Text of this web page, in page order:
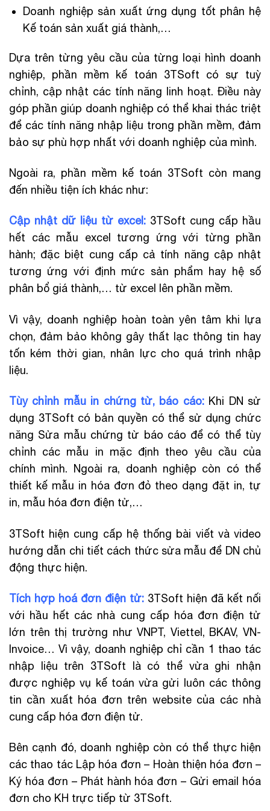
Doanh nghiệp sản xuất ứng dụng tốt phân hệ
Kế toán sản xuất giá thành,…
Dựa trên từng yêu cầu của từng loại hình doanh
nghiệp, phần mềm kế toán 3TSoft có sự tuỳ
chỉnh, cập nhật các tính năng linh hoạt. Điều này
góp phần giúp doanh nghiệp có thể khai thác triệt
để các tính năng nhập liệu trong phần mềm, đảm
bảo sự phù hợp nhất với doanh nghiệp của mình.
Ngoài ra, phần mềm kế toán 3TSoft còn mang
đến nhiều tiện ích khác như:
Cập nhật dữ liệu từ excel: 3TSoft cung cấp hầu
hết các mẫu excel tương ứng với từng phần
hành; đặc biệt cung cấp cả tính năng cập nhật
tương ứng với định mức sản phẩm hay hệ số
phân bổ giá thành,… từ excel lên phần mềm.
Vì vậy, doanh nghiệp hoàn toàn yên tâm khi lựa
chọn, đảm bảo không gây thất lạc thông tin hay
tốn kém thời gian, nhân lực cho quá trình nhập
liệu.
Tùy chỉnh mẫu in chứng từ, báo cáo:Khi DN sử
dụng 3TSoft có bản quyền có thể sử dụng chức
năng Sửa mẫu chứng từ báo cáo để có thể tùy
chỉnh các mẫu in mặc định theo yêu cầu của
chính mình. Ngoài ra, doanh nghiệp còn có thể
thiết kế mẫu in hóa đơn đỏ theo dạng đặt in, tự
in, mẫu hóa đơn điện tử,…
3TSoft hiện cung cấp hệ thống bài viết và video
hướng dẫn chi tiết cách thức sửa mẫu để DN chủ
động thực hiện.
Tích hợp hoá đơn điện tử: 3TSoft hiện đã kết nối
với hầu hết các nhà cung cấp hóa đơn điện tử
lớn trên thị trường như VNPT, Viettel, BKAV, VN-
Invoice… Vì vậy, doanh nghiệp chỉ cần 1 thao tác
nhập liệu trên 3TSoft là có thể vừa ghi nhận
được nghiệp vụ kế toán vừa gửi luôn các thông
tin cần xuất hóa đơn trên website của các nhà
cung cấp hóa đơn điện tử.
Bên cạnh đó, doanh nghiệp còn có thể thực hiện
các thao tác Lập hóa đơn – Hoàn thiện hóa đơn –
Ký hóa đơn – Phát hành hóa đơn – Gửi email hóa
đơn cho KH trực tiếp từ 3TSoft.